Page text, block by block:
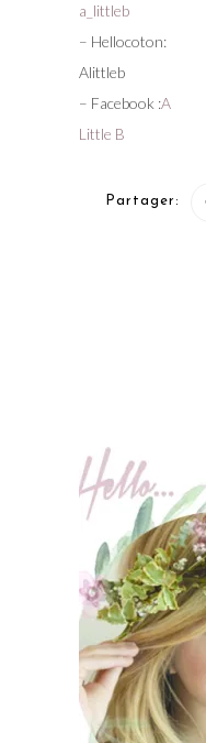
a_littleb
– Hellocoton:
Alittleb
– Facebook :A
Little B
Partager: